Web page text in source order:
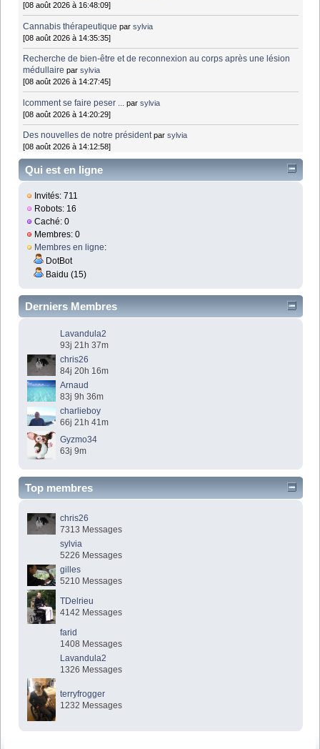
[08 août 2026 à 16:48:09]
Cannabis thérapeutique parsylvia
[08 août 2026 à 14:35:35]
Recherche de bien-être et de reconnexion au corps après une lésion
médullaire parsylvia
[08 août 2026 à 14:27:45]
lcomment se faire peser ... parsylvia
[08 août 2026 à 14:20:29]
Des nouvelles de notre président parsylvia
[08 août 2026 à 14:12:58]
Qui est en ligne
Invités: 711
Robots: 16
Caché: 0
Membres: 0
Membres en ligne:
DotBot
Baidu (15)
Derniers Membres
Lavandula2
93j 21h 37m
chris26
84j 20h 16m
Arnaud
83j 9h 36m
charlieboy
66j 21h 41m
Gyzmo34
63j 9m
Top membres
chris26
7313 Messages
sylvia
5226 Messages
gilles
5210 Messages
TDelrieu
4142 Messages
farid
1408 Messages
Lavandula2
1326 Messages
terryfrogger
1232 Messages